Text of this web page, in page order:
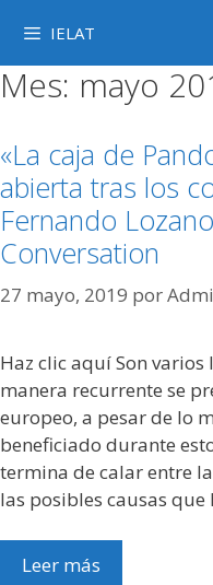
contenido
IELAT
Mes: mayo
«La caja de
abierta tras los
Fernando
Conversation
27 mayo, 2019 por
Haz clic aquí Son
manera recurrente se
europeo, a pesar de lo
beneficiado durante
termina de calar entre
las posibles causas
Leer más